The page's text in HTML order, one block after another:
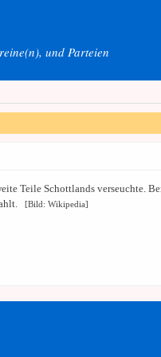
und Parteien
Teile Schottlands verseuchte.
[Bild: Wikipedia]